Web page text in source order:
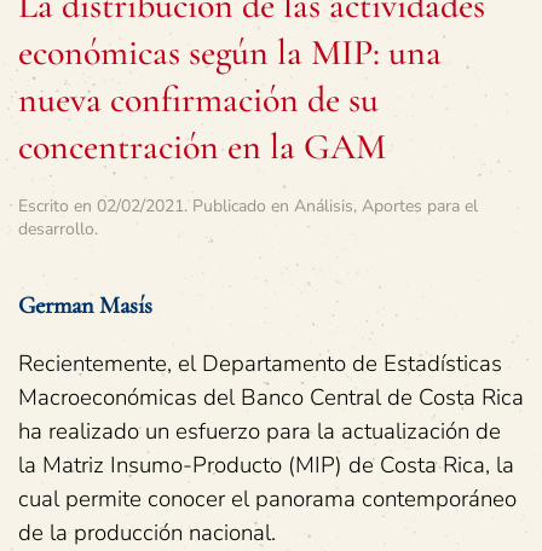
económicas según la MIP: una
nueva confirmación de su
concentración en la GAM
Escrito en 02/02/2021. Publicado en Análisis, Aportes para el
desarrollo.
German Masís
Recientemente, el Departamento de Estadísticas
Macroeconómicas del Banco Central de Costa Rica
ha realizado un esfuerzo para la actualización de
la Matriz Insumo-Producto (MIP) de Costa Rica, la
cual permite conocer el panorama contemporáneo
de la producción nacional.